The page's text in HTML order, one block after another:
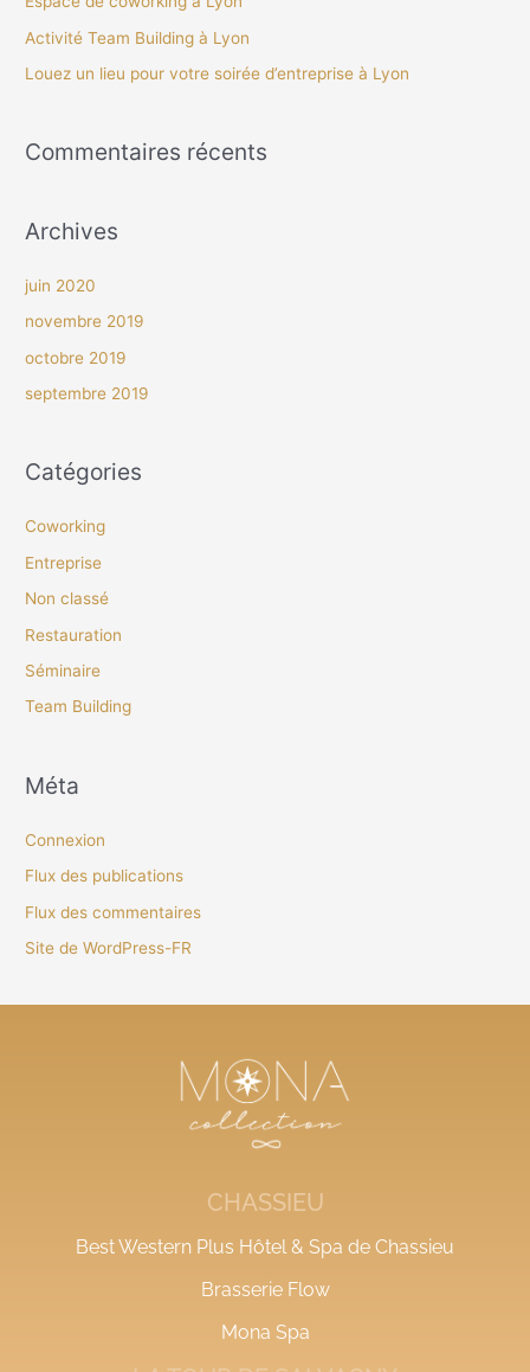
h
e
r
:
Activité Team Building à Lyon
Louez un lieu pour votre soirée d’entreprise à Lyon
Commentaires récents
Archives
juin 2020
novembre 2019
octobre 2019
septembre 2019
Catégories
Coworking
Entreprise
Non classé
Restauration
Séminaire
Team Building
Méta
Connexion
Flux des publications
Flux des commentaires
Site de WordPress-FR
CHASSIEU
Best Western Plus Hôtel & Spa de Chassieu
Brasserie Flow
Mona Spa